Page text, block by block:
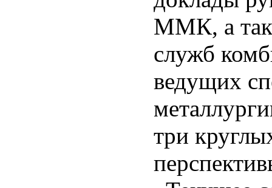
ММК, а
служб
ведущих
три